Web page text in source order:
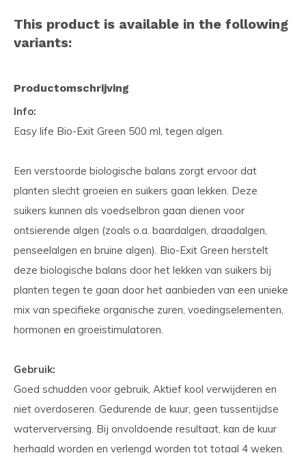
This product is available in the following
variants:
Productomschrijving
Info:
Easy life Bio-Exit Green 500 ml, tegen algen.
Een verstoorde biologische balans zorgt ervoor dat
planten slecht groeien en suikers gaan lekken. Deze
suikers kunnen als voedselbron gaan dienen voor
ontsierende algen (zoals o.a. baardalgen, draadalgen,
penseelalgen en bruine algen). Bio-Exit Green herstelt
deze biologische balans door het lekken van suikers bij
planten tegen te gaan door het aanbieden van een unieke
mix van specifieke organische zuren, voedingselementen,
hormonen en groeistimulatoren.
Gebruik:
Goed schudden voor gebruik, Aktief kool verwijderen en
niet overdoseren. Gedurende de kuur, geen tussentijdse
waterverversing. Bij onvoldoende resultaat, kan de kuur
herhaald worden en verlengd worden tot totaal 4 weken.